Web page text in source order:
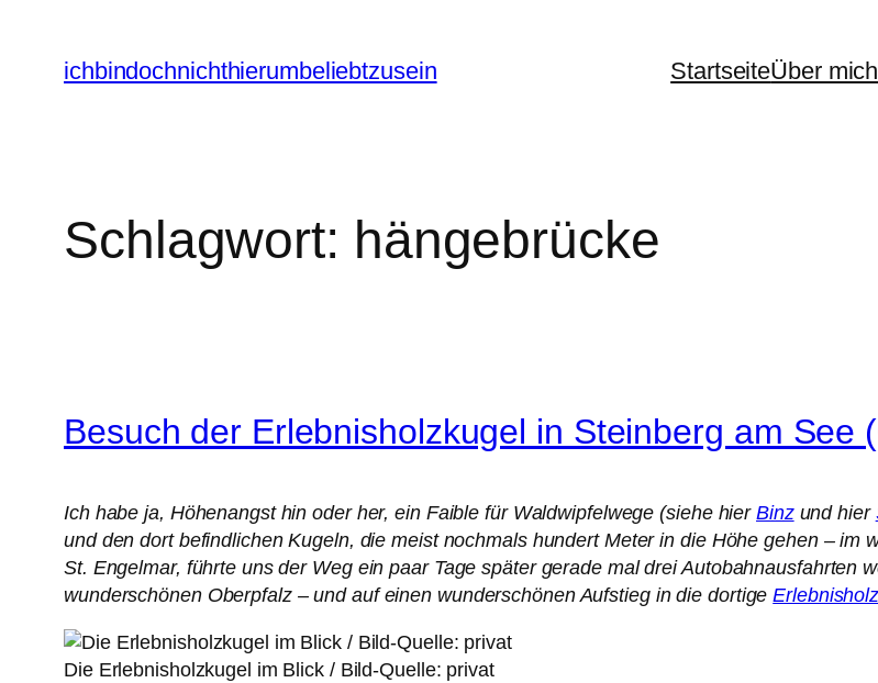
Inhalt
springen
ichbindochnichthierumbeliebtzusein StartseiteÜber mich
Schlagwort: hängebrücke
Besuch der Erlebnisholzkugel in Steinberg am
Ich habe ja, Höhenangst hin oder her, ein Faible für Waldwipfelwege (siehe hierBinzund hier
und den dort befindlichen Kugeln, die meist nochmals hundert Meter in die Höhe gehen – im
St. Engelmar, führte uns der Weg ein paar Tage später gerade mal drei Autobahnausfahrten
wunderschönen Oberpfalz – und auf einen wunderschönen Aufstieg in die dortige
Die Erlebnisholzkugel im Blick / Bild-Quelle: privat